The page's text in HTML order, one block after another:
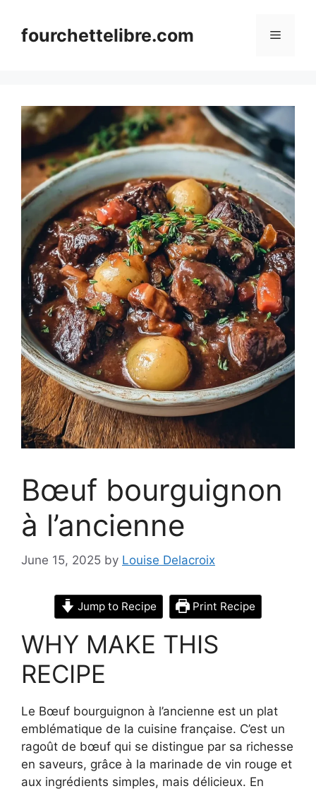
contentfourchettelibre.com Menu
Bœuf bourguignon
à l’ancienne
June 15, 2025 by Louise Delacroix
Jump to Recipe Print Recipe
WHY MAKE THIS
RECIPE
Le Bœuf bourguignon à l’ancienne est un plat
emblématique de la cuisine française. C’est un
ragoût de bœuf qui se distingue par sa richesse
en saveurs, grâce à la marinade de vin rouge et
aux ingrédients simples, mais délicieux. En